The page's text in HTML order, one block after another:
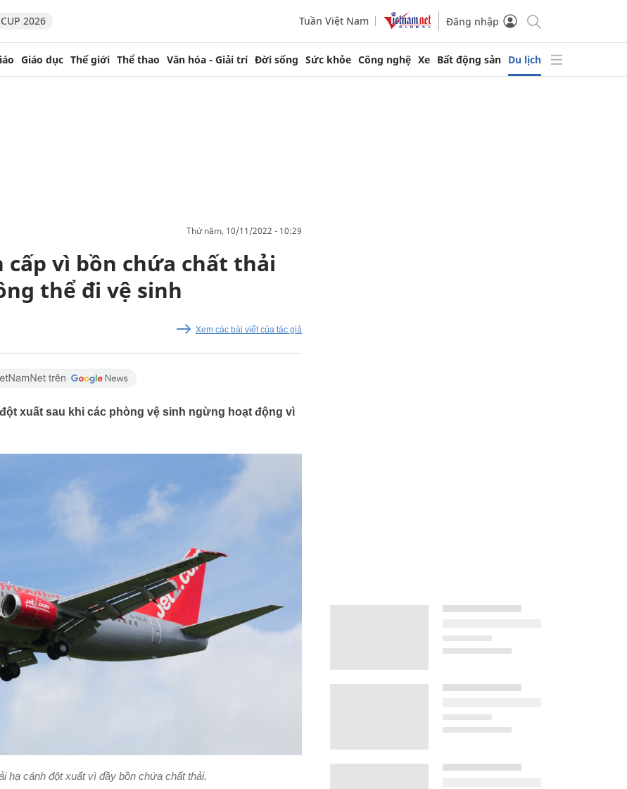
2026 Tuần Việt Nam Đăng nhập
Giáo dục Thế giới Thể thao Văn hóa - Giải trí Đời sống Sức khỏe Công nghệ Xe Bất động sản Du lịch
thứ năm, 10/11/2022 - 10:29
cấp vì bồn chứa chất thải
thể đi vệ sinh
Xem các bài viết của tác giả
xuất sau khi các phòng vệ sinh ngừng hoạt động vì
hạ cánh đột xuất vì đầy bồn chứa chất thải.